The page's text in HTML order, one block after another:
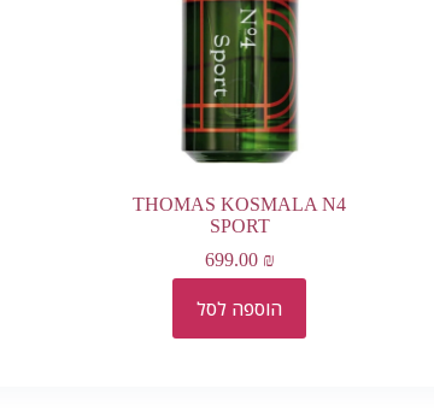
THOMAS KOSMALA N4
SPORT
699.00 ₪
הוספה לסל